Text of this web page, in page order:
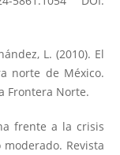
L. (2010). El
norte de México.
Frontera Norte.
frente a la crisis
Revista